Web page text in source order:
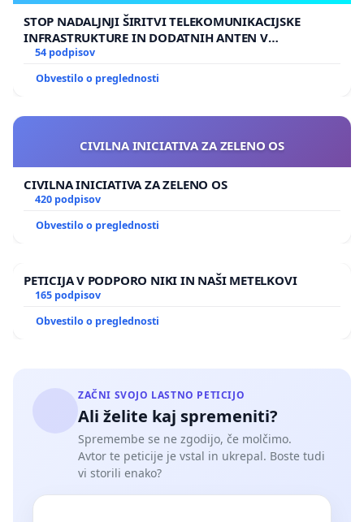
STOP NADALJNJI ŠIRITVI TELEKOMUNIKACIJSKE
INFRASTRUKTURE IN DODATNIH ANTEN V
GRADIŠČAKU
54 podpisov
Obvestilo o preglednosti
CIVILNA INICIATIVA ZA ZELENO OS
CIVILNA INICIATIVA ZA ZELENO OS
420 podpisov
Obvestilo o preglednosti
PETICIJA V PODPORO NIKI IN NAŠI METELKOVI
165 podpisov
Obvestilo o preglednosti
ZAČNI SVOJO LASTNO PETICIJO
Ali želite kaj spremeniti?
Spremembe se ne zgodijo, če molčimo.
Avtor te peticije je vstal in ukrepal. Boste tudi
vi storili enako?